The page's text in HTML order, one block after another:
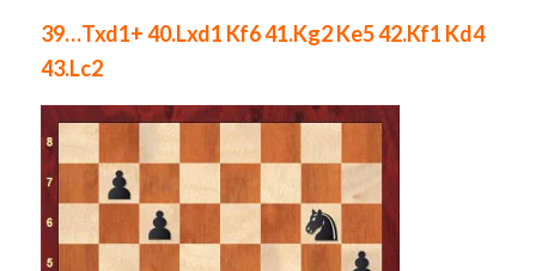
39…Txd1+ 40.Lxd1 Kf6 41.Kg2 Ke5 42.Kf1 Kd4
43.Lc2